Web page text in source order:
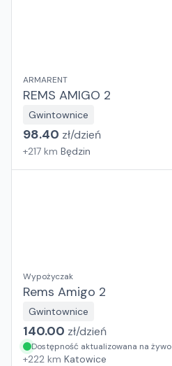
ARMARENT
REMS AMIGO 2
Gwintownice
98.40 zł/dzień
+217 km Będzin
Wypożyczak
Rems Amigo 2
Gwintownice
140.00 zł/dzień
Dostępność aktualizowana na żywo
+222 km Katowice